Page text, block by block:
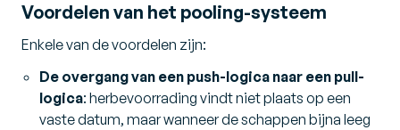
Voordelen van het pooling-systeem
Enkele van de voordelen zijn:
De overgang van een push-logica naar een pull-
logica: herbevoorrading vindt niet plaats op een
vaste datum, maar wanneer de schappen bijna leeg